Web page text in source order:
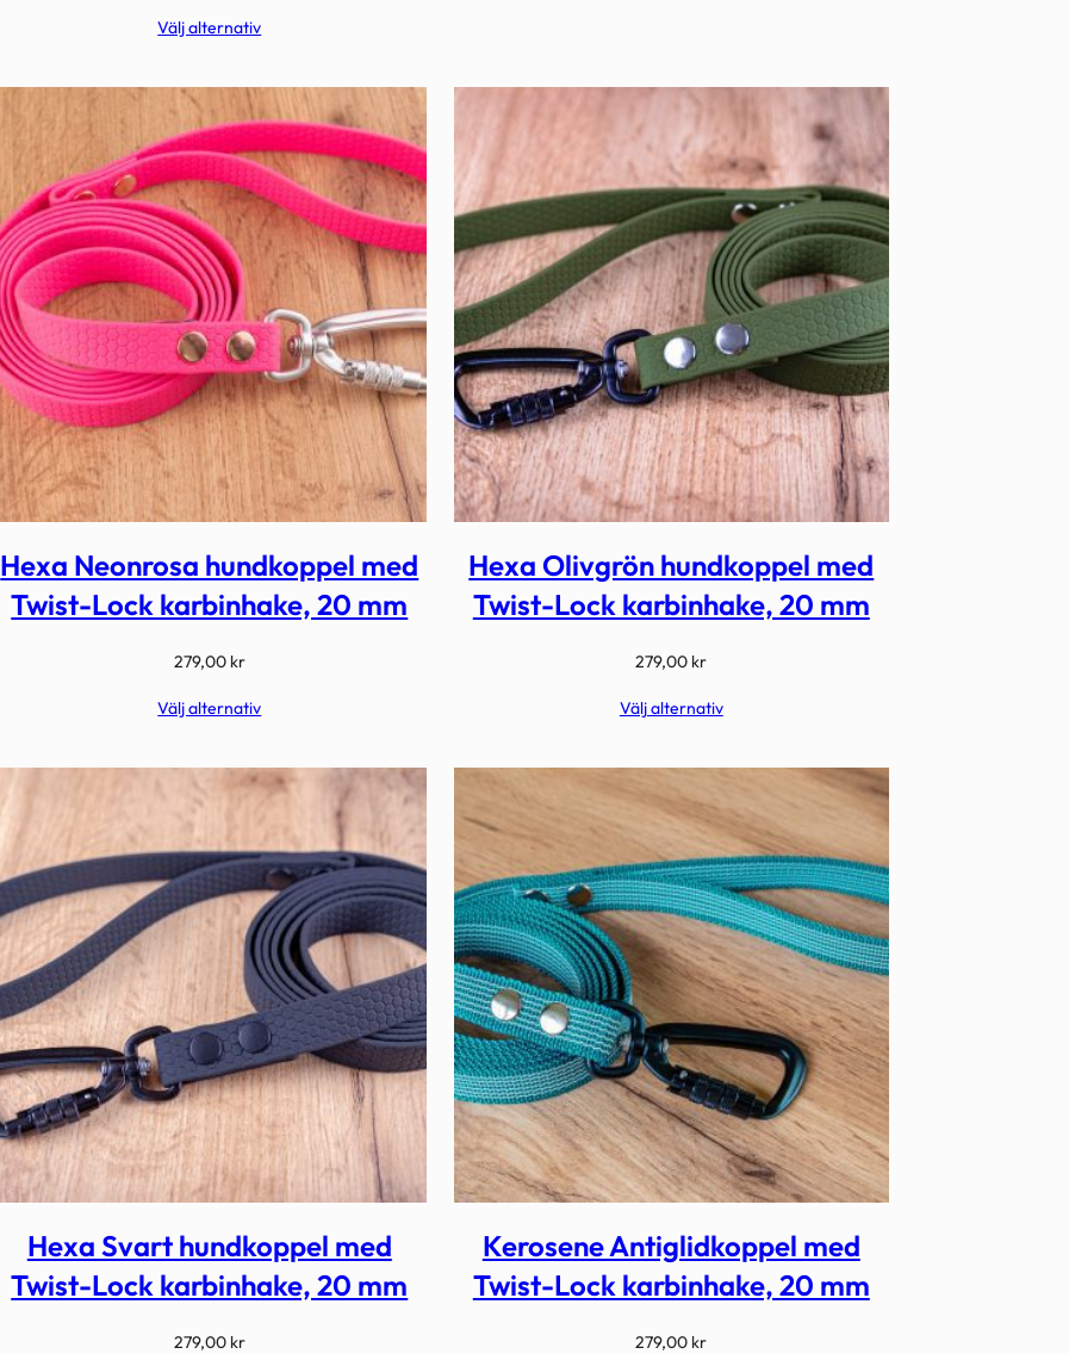
Välj alternativ
Hexa Neonrosa hundkoppel med
Twist-Lock karbinhake, 20 mm
279,00 kr
Välj alternativ
Hexa Olivgrön hundkoppel med
Twist-Lock karbinhake, 20 mm
279,00 kr
Välj alternativ
Hexa Svart hundkoppel med
Twist-Lock karbinhake, 20 mm
279,00 kr
Kerosene Antiglidkoppel med
Twist-Lock karbinhake, 20 mm
279,00 kr